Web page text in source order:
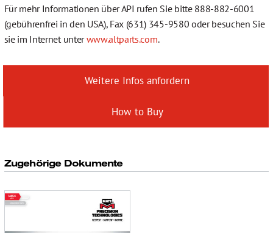
Für mehr Informationen über API rufen Sie bitte 888-882-6001
(gebührenfrei in den USA), Fax (631) 345-9580 oder besuchen Sie
sie im Internet unterwww.altparts.com.
Weitere Infos anfordern
How to Buy
Zugehörige Dokumente